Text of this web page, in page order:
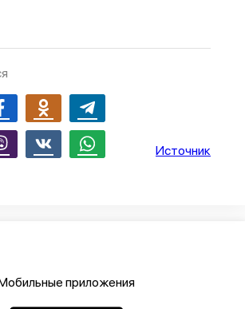
Источник
приложения